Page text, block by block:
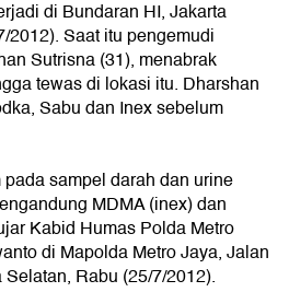
di Bundaran HI, Jakarta
2012). Saat itu pengemudi
Sutrisna (31), menabrak
tewas di lokasi itu. Dharshan
Sabu dan Inex sebelum
sampel darah dan urine
MDMA (inex) dan
Kabid Humas Polda Metro
di Mapolda Metro Jaya, Jalan
Rabu (25/7/2012).